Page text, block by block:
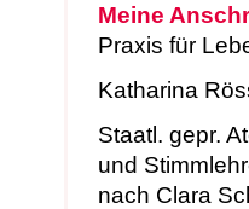
Meine
Praxis für
Katharina
Staatl. gepr.
und
nach Clara